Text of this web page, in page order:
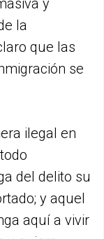
y
la
que las
se
ilegal en
del delito su
y aquel
aquí a vivir